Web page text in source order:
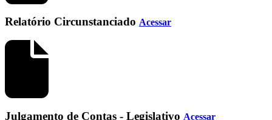
Relatório Circunstanciado Acessar
Julgamento de Contas - Legislativo Acessar